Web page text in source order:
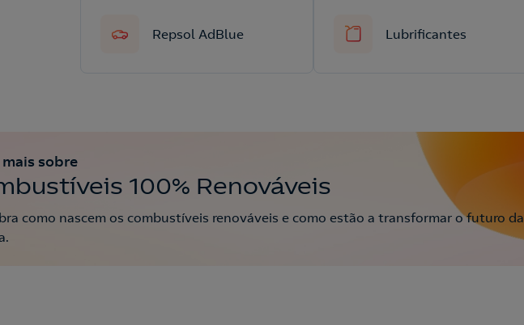
Repsol AdBlue Lubrificantes
mais sobre
100% Renováveis
como nascem os combustíveis renováveis e como estão a transformar o futuro da